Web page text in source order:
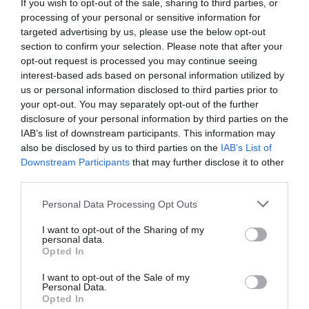
If you wish to opt-out of the sale, sharing to third parties, or
processing of your personal or sensitive information for
targeted advertising by us, please use the below opt-out
section to confirm your selection. Please note that after your
opt-out request is processed you may continue seeing
interest-based ads based on personal information utilized by
us or personal information disclosed to third parties prior to
your opt-out. You may separately opt-out of the further
disclosure of your personal information by third parties on the
IAB’s list of downstream participants. This information may
also be disclosed by us to third parties on the IAB’s List of
Downstream Participants that may further disclose it to other
Please note that this website/app uses one or more Google
not limited to your visit or usage behaviour. You may click to
grant or deny consent to Google and its third-party tags to
use your data for below specified purposes in below Google
consent section.
Personal Data Processing Opt Outs
I want to opt-out of the Sharing of my
personal data.
Opted In
I want to opt-out of the Sale of my
Personal Data.
Opted In
Kisalföldön és északkeleten, ahol még elfogadhatók
kilátások. Ez utóbbi részeken még mindig vannak szép zöld
kukorica táblák.
Az aktuális szántóföldi munkák között szerepel arepce vetése
illetve ehhez a talajelőkészítés.Ennek a növénynek csökken a
vetésterülete többek között az elmúlt évek száraz tavaszai miatt.
Ahol az elmúlt napokban esettlegalább 20 mm eső,arrafelé elő
lehet készíteni a talajt (bár a Dunántúlon sokfelé szükség van némi
szikkadásra), de a középső és keleti országrészben sokfelé túl
száraz ehhez a talaj.
Olvasd el ezt is!
Mi ez? Ha akarod, traktor, ha akarod, teherautó
Búza, kukorica, napraforgó: itt tartanak a
terményárak